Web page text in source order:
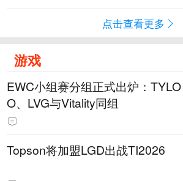
点击查看更多
游戏
EWC小组赛分组正式出炉：TYLO
O、LVG与Vitality同组
Topson将加盟LGD出战TI2026